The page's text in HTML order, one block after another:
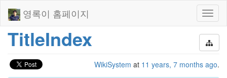
영록이 홈페이지
TitleIndex
WikiSystem at 11 years, 7 months ago.